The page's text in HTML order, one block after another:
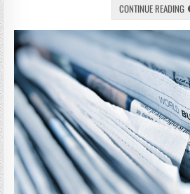
CONTINUE READING